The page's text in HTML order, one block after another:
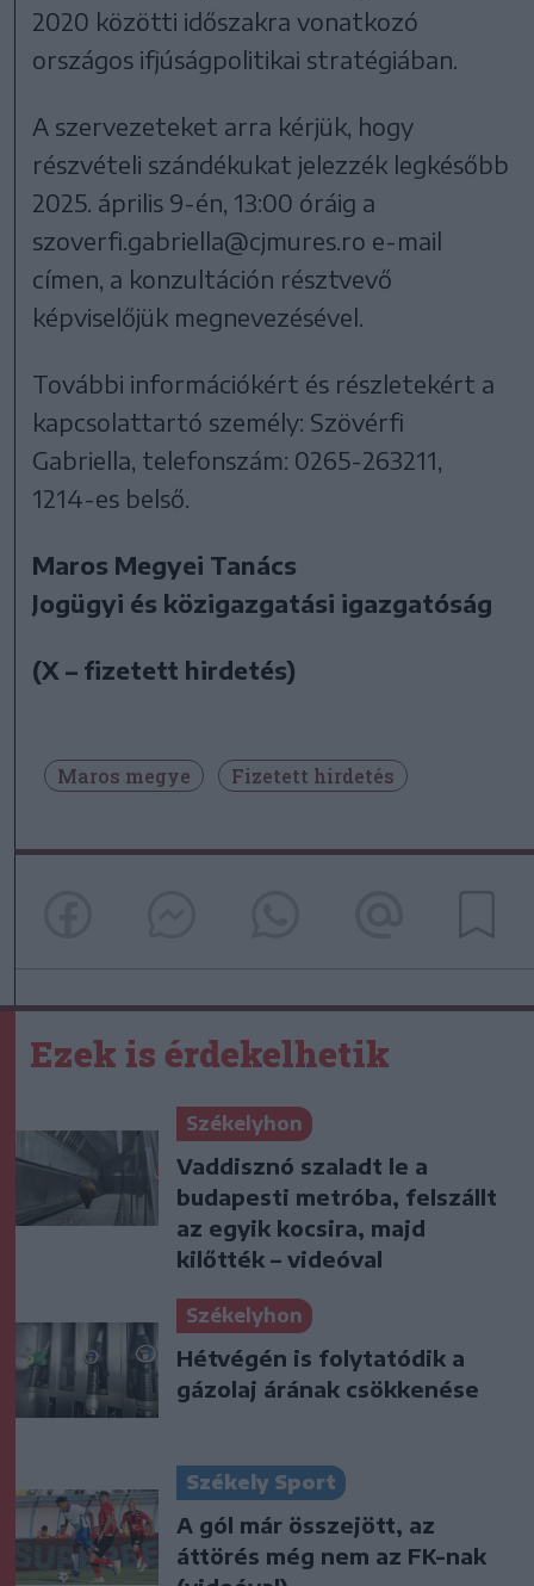
2020 közötti időszakra vonatkozó
országos ifjúságpolitikai stratégiában.
A szervezeteket arra kérjük, hogy
részvételi szándékukat jelezzék legkésőbb
2025. április 9-én, 13:00 óráig a
szoverfi.gabriella@cjmures.ro e-mail
címen, a konzultáción résztvevő
képviselőjük megnevezésével.
További információkért és részletekért a
kapcsolattartó személy: Szövérfi
Gabriella, telefonszám: 0265-263211,
1214-es belső.
Maros Megyei Tanács
Jogügyi és közigazgatási igazgatóság
(X – fizetett hirdetés)
Maros megye Fizetett hirdetés
Ezek is érdekelhetik
Székelyhon
Vaddisznó szaladt le a
budapesti metróba, felszállt
az egyik kocsira, majd
kilőtték – videóval
Székelyhon
Hétvégén is folytatódik a
gázolaj árának csökkenése
Székely Sport
A gól már összejött, az
áttörés még nem az FK-nak